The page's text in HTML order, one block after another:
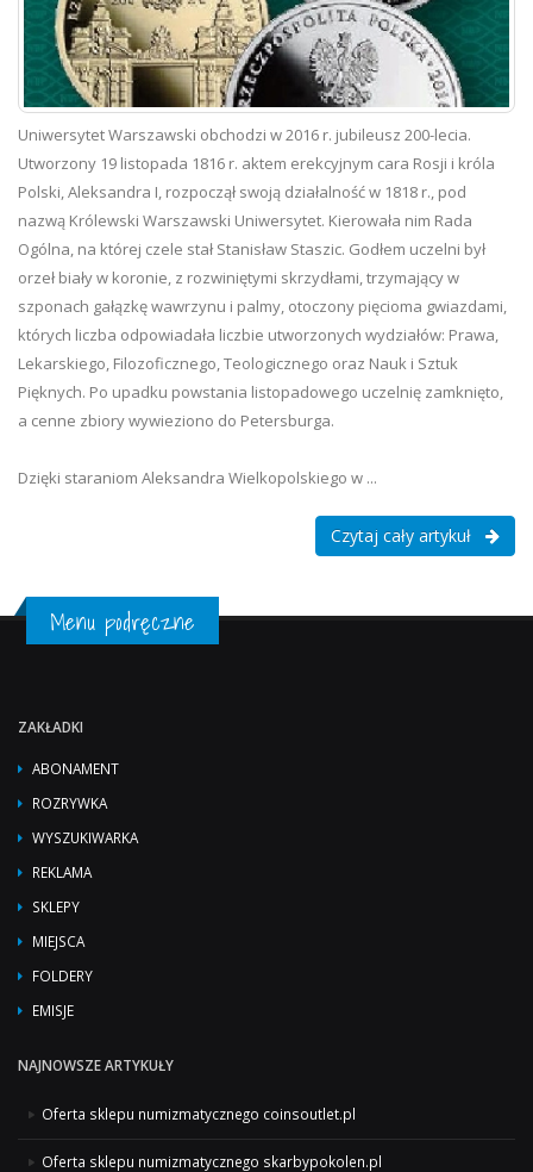
Uniwersytet Warszawski obchodzi w 2016 r. jubileusz 200-lecia.
Utworzony 19 listopada 1816 r. aktem erekcyjnym cara Rosji i króla
Polski, Aleksandra I, rozpoczął swoją działalność w 1818 r., pod
nazwą Królewski Warszawski Uniwersytet. Kierowała nim Rada
Ogólna, na której czele stał Stanisław Staszic. Godłem uczelni był
orzeł biały w koronie, z rozwiniętymi skrzydłami, trzymający w
szponach gałązkę wawrzynu i palmy, otoczony pięcioma gwiazdami,
których liczba odpowiadała liczbie utworzonych wydziałów: Prawa,
Lekarskiego, Filozoficznego, Teologicznego oraz Nauk i Sztuk
Pięknych. Po upadku powstania listopadowego uczelnię zamknięto,
a cenne zbiory wywieziono do Petersburga.
Dzięki staraniom Aleksandra Wielkopolskiego w ...
Czytaj cały artykuł
Menu podręczne
ZAKŁADKI
ABONAMENT
ROZRYWKA
WYSZUKIWARKA
REKLAMA
SKLEPY
MIEJSCA
FOLDERY
EMISJE
NAJNOWSZE ARTYKUŁY
Oferta sklepu numizmatycznego coinsoutlet.pl
Oferta sklepu numizmatycznego skarbypokolen.pl